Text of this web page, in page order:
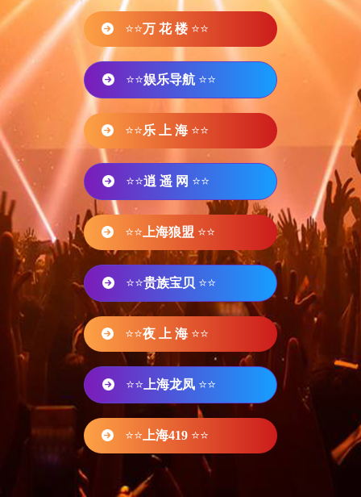
⭐⭐万 花 楼 ⭐⭐
⭐⭐娱乐导航 ⭐⭐
⭐⭐乐 上 海 ⭐⭐
⭐⭐逍 遥 网 ⭐⭐
⭐⭐ 上海狼盟 ⭐⭐
⭐⭐贵族宝贝 ⭐⭐
⭐⭐夜 上 海 ⭐⭐
⭐⭐ 上海龙凤 ⭐⭐
⭐⭐ 上海419 ⭐⭐